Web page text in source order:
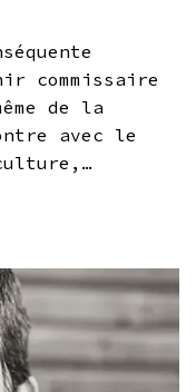
commissaire
de la
avec le